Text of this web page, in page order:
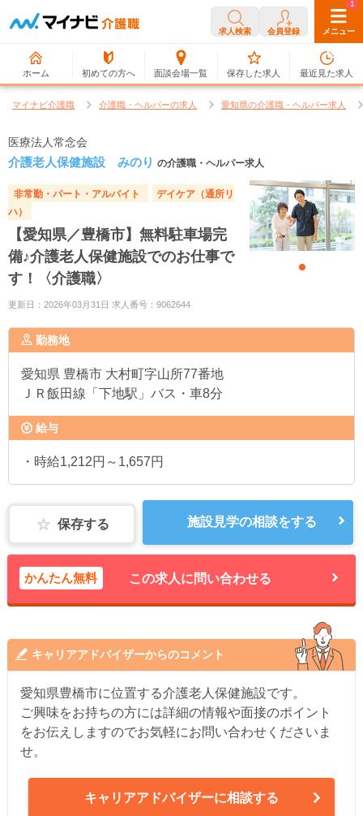
求人検索 会員登録 メニュー
ホーム 初めての方へ 面談会場一覧
0
保存した求人
1
最近見た求人
マイナビ介護職 介護職・ヘルパーの求人 愛知県の介護職・ヘルパー求人
医療法人常念会
介護老人保健施設 みのり の介護職・ヘルパー求人
非常勤・パート・アルバイト
デイケア（通所リ
ハ）
【愛知県／豊橋市】無料駐車場完
備♪介護老人保健施設でのお仕事で
す！〈介護職〉
更新日：2026年03月31日 求人番号：9062644
勤務地
愛知県 豊橋市 大村町字山所77番地
ＪＲ飯田線「下地駅」バス・車8分
給与
・時給1,212円～1,657円
保存する 施設見学の相談をする
かんたん無料 この求人に問い合わせる
キャリアアドバイザーからのコメント
愛知県豊橋市に位置する介護老人保健施設です。
ご興味をお持ちの方には詳細の情報や面接のポイント
をお伝えしますのでお気軽にお問い合わせくださいま
せ。
キャリアアドバイザーに相談する